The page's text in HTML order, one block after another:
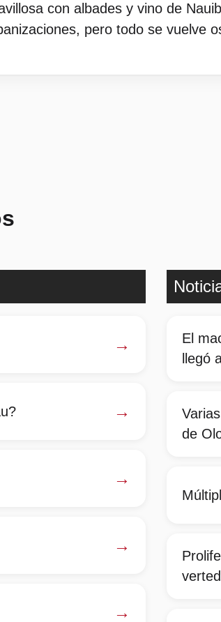
con albades y vino de
pero todo se vuelve
→
→
→
→
→
El
llegó
de